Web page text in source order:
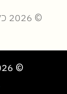
© 2026 כל הזכויות שמורות לקארינה מאס
© 2026 עוצב ופותח באהבה ע”י